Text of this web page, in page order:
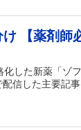
【薬剤師
した新薬「ゾ
信した主要記事